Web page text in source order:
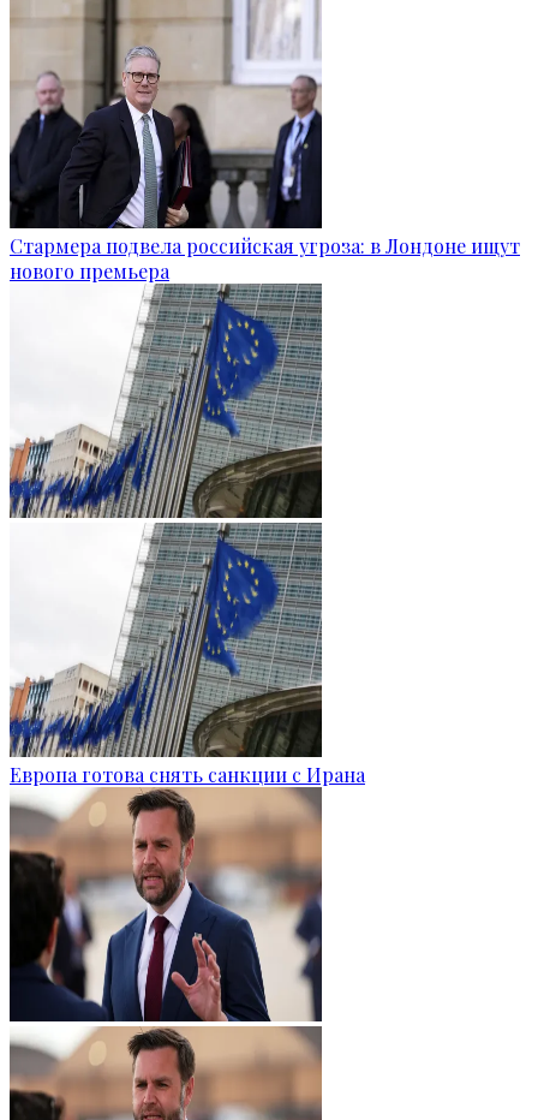
Стармера подвела российская угроза: в Лондоне ищут
нового премьера
Европа готова снять санкции с Ирана